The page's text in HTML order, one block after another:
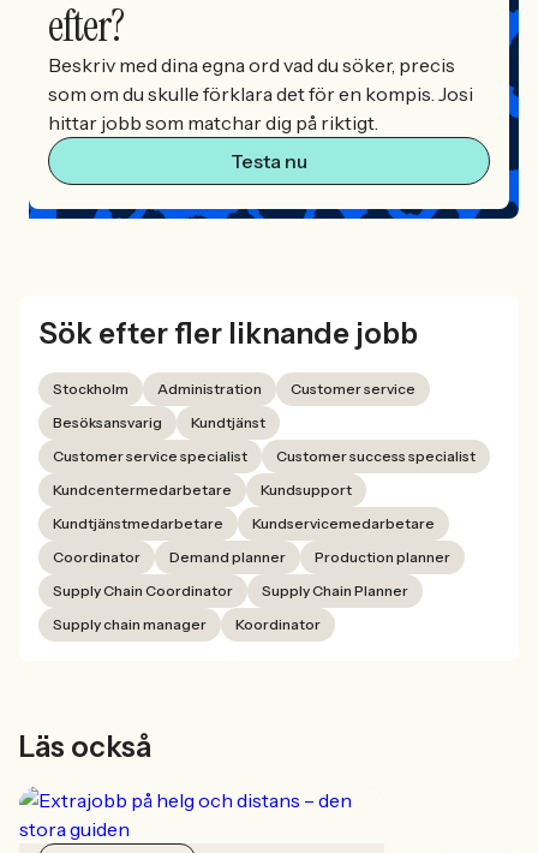
efter?
Beskriv med dina egna ord vad du söker, precis
som om du skulle förklara det för en kompis. Josi
hittar jobb som matchar dig på riktigt.
Testa nu
Sök efter fler liknande jobb
Stockholm Administration
Customer service
Besöksansvarig
Kundtjänst
Customer service specialist
Customer success specialist
Kundcentermedarbetare
Kundsupport
Kundtjänstmedarbetare
Kundservicemedarbetare
Coordinator
Demand planner
Production planner
Supply Chain Coordinator
Supply Chain Planner
Supply chain manager
Koordinator
Läs också